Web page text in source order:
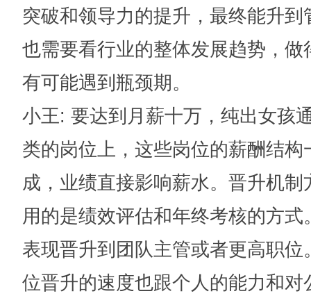
突破和领导力的提升，最终能升
也需要看行业的整体发展趋势，
有可能遇到瓶颈期。
小王: 要达到月薪十万，纯出女孩
类的岗位上，这些岗位的薪酬结
成，业绩直接影响薪水。晋升机
用的是绩效评估和年终考核的方
表现晋升到团队主管或者更高职
位晋升的速度也跟个人的能力和